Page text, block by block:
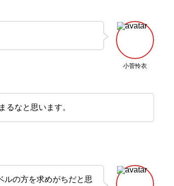
小菅怜衣
るなと思います。
ルの方を求めがちだと思